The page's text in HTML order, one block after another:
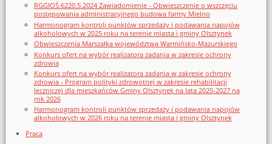
RGGIOŚ.6220.5.2024 Zawiadomienie - Obwieszczenie o wszczęciu
postępowania administracyjnego budowa farmy Mielno
Harmonogram kontroli punktów sprzedaży i podawania napojów
alkoholowych w 2025 roku na terenie miasta i gminy Olsztynek
Obwieszczenia Marszałka województwa Warmińsko-Mazurskiego
Konkurs ofert na wybór realizatora zadania w zakresie ochrony
zdrowia
Konkurs ofert na wybór realizatora zadania w zakresie ochrony
zdrowia - Program polityki zdrowotnej w zakresie rehabilitacji
leczniczej dla mieszkańców Gminy Olsztynek na lata 2025-2027 na
rok 2026
Harmonogram kontroli punktów sprzedaży i podawania napojów
alkoholowych w 2026 roku na terenie miasta i gminy Olsztynek
Praca